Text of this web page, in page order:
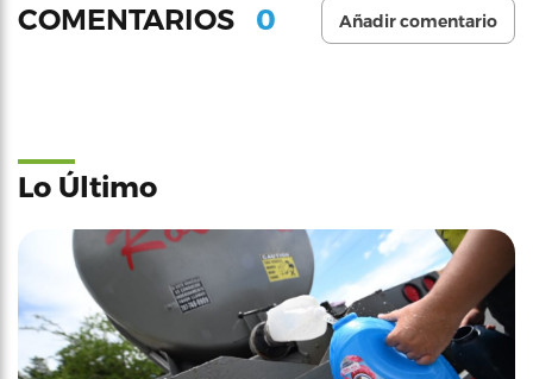
COMENTARIOS 0 Añadir comentario
Lo Último